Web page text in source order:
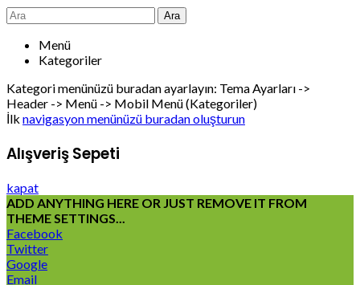
Ara
Menü
Kategoriler
Kategori menünüzü buradan ayarlayın: Tema Ayarları ->
Header -> Menü -> Mobil Menü (Kategoriler)
İlk navigasyon menünüzü buradan oluşturun
Alışveriş Sepeti
kapat
ADD ANYTHING HERE OR JUST REMOVE IT FROM
THEME SETTINGS...
Facebook
Twitter
Google
Email